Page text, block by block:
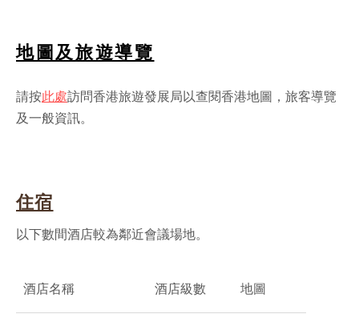
地圖及旅遊導覽
請按此處訪問香港旅遊發展局以查閱香港地圖，旅客導覽
及一般資訊。
住宿
以下數間酒店較為鄰近會議場地。
酒店名稱 酒店級數 地圖